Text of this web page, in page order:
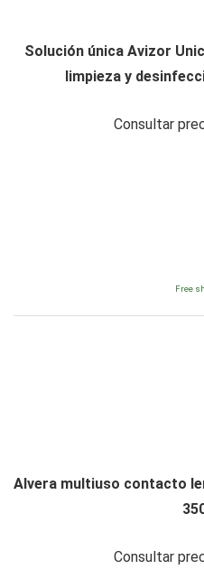
Solución única Avizor
limpieza y
Consultar
Free
Alvera multiuso contacto
Consultar